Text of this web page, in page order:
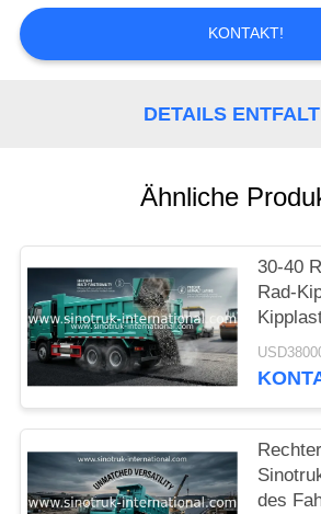
ANGEBOT
KONTAKT!
DETAILS
Ähnliche
30-40
Rad-
HOWO
des